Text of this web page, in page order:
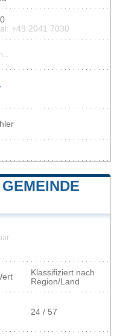
+49 2041 7030
Klassifiziert nach
Region/Land
24 / 57